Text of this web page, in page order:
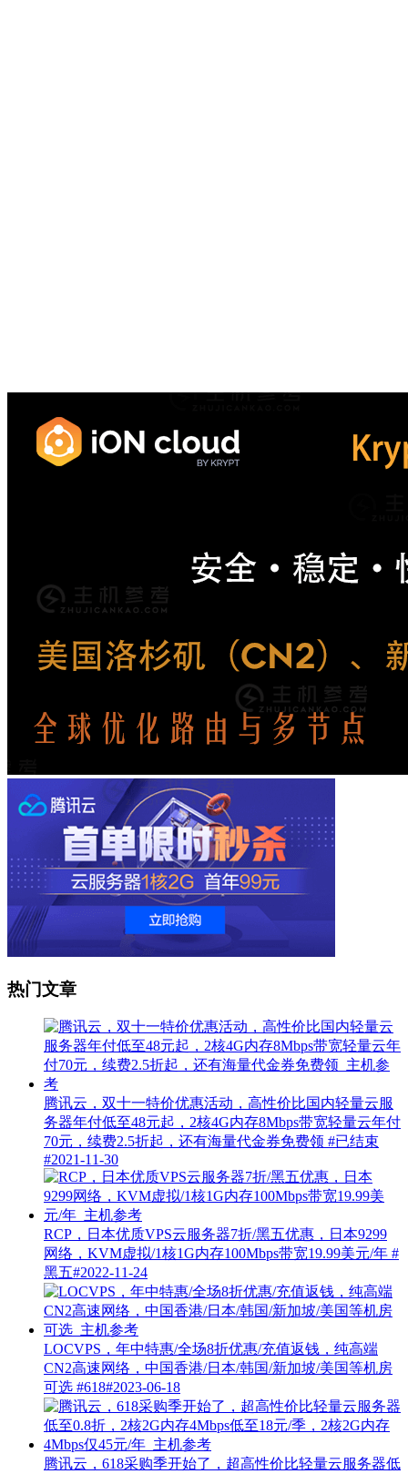
热门文章
腾讯云，双十一特价优惠活动，高性价比国内轻量云服
务器年付低至48元起，2核4G内存8Mbps带宽轻量云年付
70元，续费2.5折起，还有海量代金券免费领 #已结束
#2021-11-30
RCP，日本优质VPS云服务器7折/黑五优惠，日本9299
网络，KVM虚拟/1核1G内存100Mbps带宽19.99美元/年 #
黑五#2022-11-24
LOCVPS，年中特惠/全场8折优惠/充值返钱，纯高端
CN2高速网络，中国香港/日本/韩国/新加坡/美国等机房
可选 #618#2023-06-18
腾讯云，618采购季开始了，超高性价比轻量云服务器低